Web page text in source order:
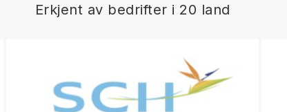
Erkjent av bedrifter i 20 land